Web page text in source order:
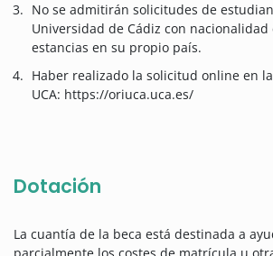
No se admitirán solicitudes de
Universidad de Cádiz con
estancias en su propio país.
Haber realizado la solicitud online en
UCA: https://oriuca.uca.es/
Dotación
La cuantía de la beca está destinada a